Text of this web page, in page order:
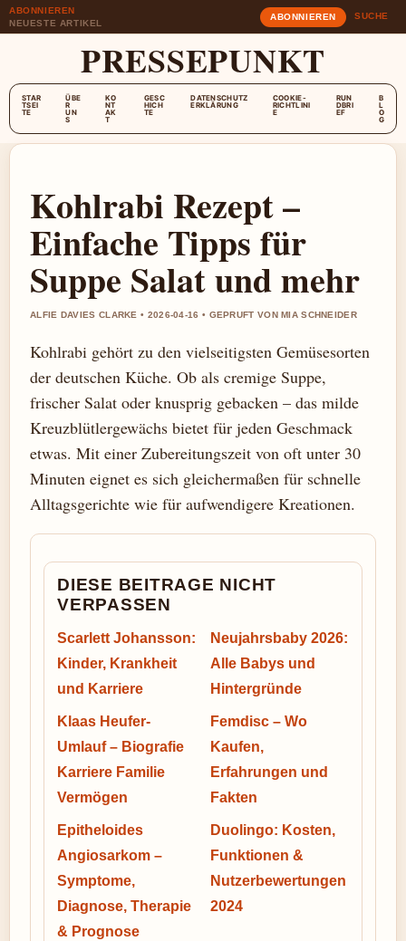
ABONNIEREN
NEUESTE ARTIKEL
ABONNIEREN SUCHE
PRESSEPUNKT
STAR
TSEI
TE
ÜBE
R
UN
S
KO
NT
AK
T
GESC
HICH
TE
DATENSCHUTZ
ERKLÄRUNG
COOKIE-
RICHTLINI
E
RUN
DBRI
EF
B
L
O
G
Kohlrabi Rezept –
Einfache Tipps für
Suppe Salat und mehr
ALFIE DAVIES CLARKE • 2026-04-16 • GEPRUFT VON MIA SCHNEIDER
Kohlrabi gehört zu den vielseitigsten Gemüsesorten
der deutschen Küche. Ob als cremige Suppe,
frischer Salat oder knusprig gebacken – das milde
Kreuzblütlergewächs bietet für jeden Geschmack
etwas. Mit einer Zubereitungszeit von oft unter 30
Minuten eignet es sich gleichermaßen für schnelle
Alltagsgerichte wie für aufwendigere Kreationen.
DIESE BEITRAGE NICHT
VERPASSEN
Scarlett Johansson:
Kinder, Krankheit
und Karriere
Neujahrsbaby 2026:
Alle Babys und
Hintergründe
Klaas Heufer-
Umlauf – Biografie
Karriere Familie
Vermögen
Femdisc – Wo
Kaufen,
Erfahrungen und
Fakten
Epitheloides
Angiosarkom –
Symptome,
Diagnose, Therapie
& Prognose
Duolingo: Kosten,
Funktionen &
Nutzerbewertungen
2024